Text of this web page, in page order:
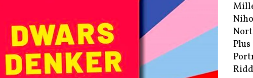
Plus